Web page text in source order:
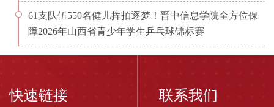
61支队伍550名健儿挥拍逐梦！晋中信息学院全方位保
障2026年山西省青少年学生乒乓球锦标赛
快速链接 联系我们